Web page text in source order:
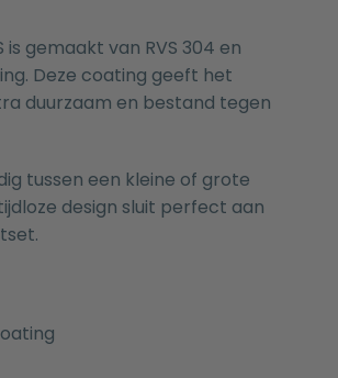
gemaakt van RVS 304 en
Deze coating geeft het
duurzaam en bestand tegen
tussen een kleine of grote
design sluit perfect aan